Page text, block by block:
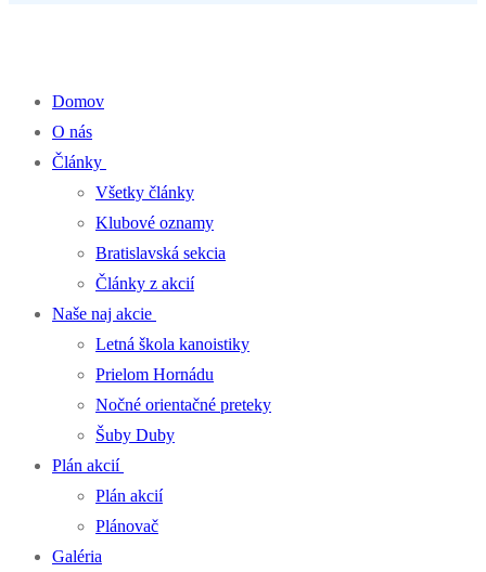
Domov
O nás
Články
Všetky články
Klubové oznamy
Bratislavská sekcia
Články z akcií
Naše naj akcie
Letná škola kanoistiky
Prielom Hornádu
Nočné orientačné preteky
Šuby Duby
Plán akcií
Plán akcií
Plánovač
Galéria